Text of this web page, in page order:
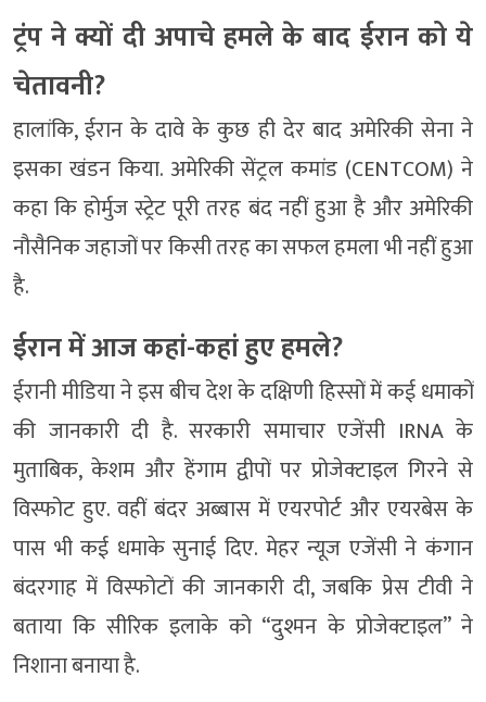
ट्रंप ने क्यों दी अपाचे हमले के बाद ईरान को ये
चेतावनी?
हालांकि, ईरान के दावे के कुछ ही देर बाद अमेरिकी सेना ने
इसका खंडन किया. अमेरिकी सेंट्रल कमांड (CENTCOM) ने
कहा कि होर्मुज स्ट्रेट पूरी तरह बंद नहीं हुआ है और अमेरिकी
नौसैनिक जहाजों पर किसी तरह का सफल हमला भी नहीं हुआ
है.
ईरान में आज कहां-कहां हुए हमले?
ईरानी मीडिया ने इस बीच देश के दक्षिणी हिस्सों में कई धमाकों
की जानकारी दी है. सरकारी समाचार एजेंसी IRNA के
मुताबिक, केशम और हेंगाम द्वीपों पर प्रोजेक्टाइल गिरने से
विस्फोट हुए. वहीं बंदर अब्बास में एयरपोर्ट और एयरबेस के
पास भी कई धमाके सुनाई दिए. मेहर न्यूज एजेंसी ने कंगान
बंदरगाह में विस्फोटों की जानकारी दी, जबकि प्रेस टीवी ने
बताया कि सीरिक इलाके को “दुश्मन के प्रोजेक्टाइल” ने
निशाना बनाया है.